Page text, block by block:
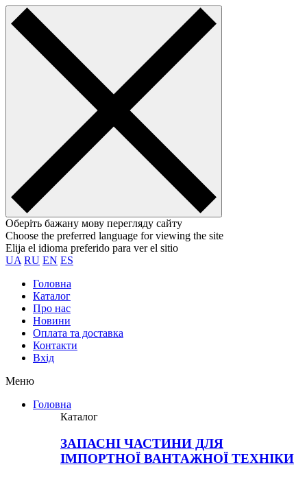
Оберіть бажану мову перегляду сайту
Choose the preferred language for viewing the site
Elija el idioma preferido para ver el sitio
UA RU EN ES
Головна
Каталог
Про нас
Новини
Оплата та доставка
Контакти
Вхiд
Меню
Головна
Каталог
ЗАПАСНІ ЧАСТИНИ ДЛЯ
ІМПОРТНОЇ ВАНТАЖНОЇ ТЕХНІКИ